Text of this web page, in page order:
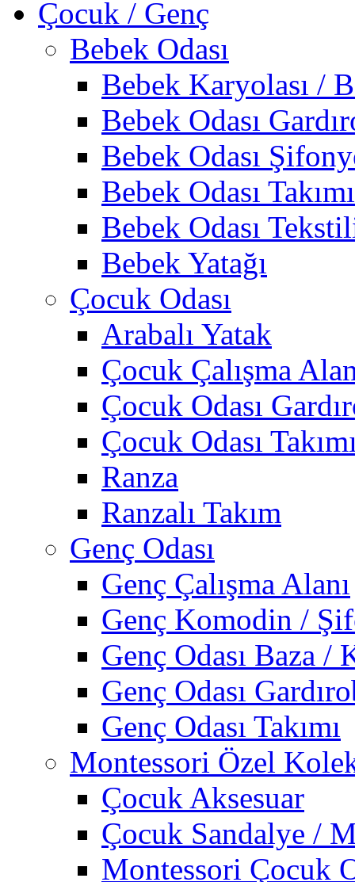
Çocuk / Genç
Bebek Odası
Bebek Karyolası /
Bebek Odası
Bebek Odası
Bebek Odası Takımı
Bebek Odası
Bebek Yatağı
Çocuk Odası
Arabalı Yatak
Çocuk Çalışma
Çocuk Odası
Çocuk Odası
Ranza
Ranzalı Takım
Genç Odası
Genç Çalışma Alanı
Genç Komodin /
Genç Odası Baza /
Genç Odası
Genç Odası Takımı
Montessori Özel
Çocuk Aksesuar
Çocuk Sandalye /
Montessori Çocuk